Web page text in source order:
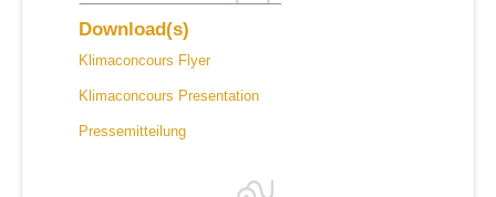
Download(s)
Klimaconcours Flyer
Klimaconcours Presentation
Pressemitteilung